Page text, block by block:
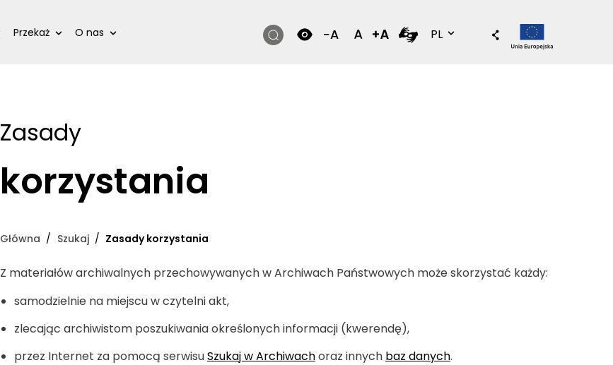
Przekaż O nas Szukaj PLWersja polska
Zasady
korzystania
Główna Szukaj Zasady korzystania
Z materiałów archiwalnych przechowywanych w Archiwach Państwowych może skorzystać każdy:
samodzielnie na miejscu w czytelni akt,
zlecając archiwistom poszukiwania określonych informacji (kwerendę),
przez Internet za pomocą serwisuSzukaj w Archiwachoraz innych baz danych.